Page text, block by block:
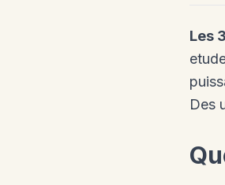
Les
Des